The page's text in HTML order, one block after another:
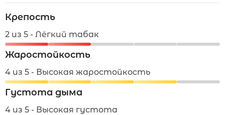
Крепость
2 из 5 - Лёгкий табак
Жаростойкость
4 из 5 - Высокая жаростойкость
Густота дыма
4 из 5 - Высокая густота